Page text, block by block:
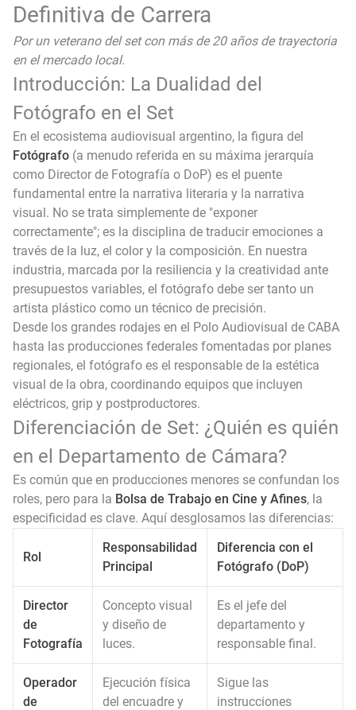
Definitiva de Carrera
Por un veterano del set con más de 20 años de trayectoria
en el mercado local.
Introducción: La Dualidad del
Fotógrafo en el Set
En el ecosistema audiovisual argentino, la figura del
Fotógrafo (a menudo referida en su máxima jerarquía
como Director de Fotografía o DoP) es el puente
fundamental entre la narrativa literaria y la narrativa
visual. No se trata simplemente de "exponer
correctamente"; es la disciplina de traducir emociones a
través de la luz, el color y la composición. En nuestra
industria, marcada por la resiliencia y la creatividad ante
presupuestos variables, el fotógrafo debe ser tanto un
artista plástico como un técnico de precisión.
Desde los grandes rodajes en el Polo Audiovisual de CABA
hasta las producciones federales fomentadas por planes
regionales, el fotógrafo es el responsable de la estética
visual de la obra, coordinando equipos que incluyen
eléctricos, grip y postproductores.
Diferenciación de Set: ¿Quién es quién
en el Departamento de Cámara?
Es común que en producciones menores se confundan los
roles, pero para la Bolsa de Trabajo en Cine y Afines, la
especificidad es clave. Aquí desglosamos las diferencias:
Rol
Responsabilidad
Principal
Diferencia con el
Fotógrafo (DoP)
Director
de
Fotografía
Concepto visual
y diseño de
luces.
Es el jefe del
departamento y
responsable final.
Operador
de
Ejecución física
del encuadre y
Sigue las
instrucciones